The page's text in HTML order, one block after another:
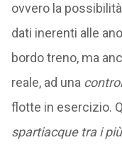
ovvero la
dati inerenti alle
bordo treno, ma
reale, ad una
flotte in esercizio.
spartiacque tra i